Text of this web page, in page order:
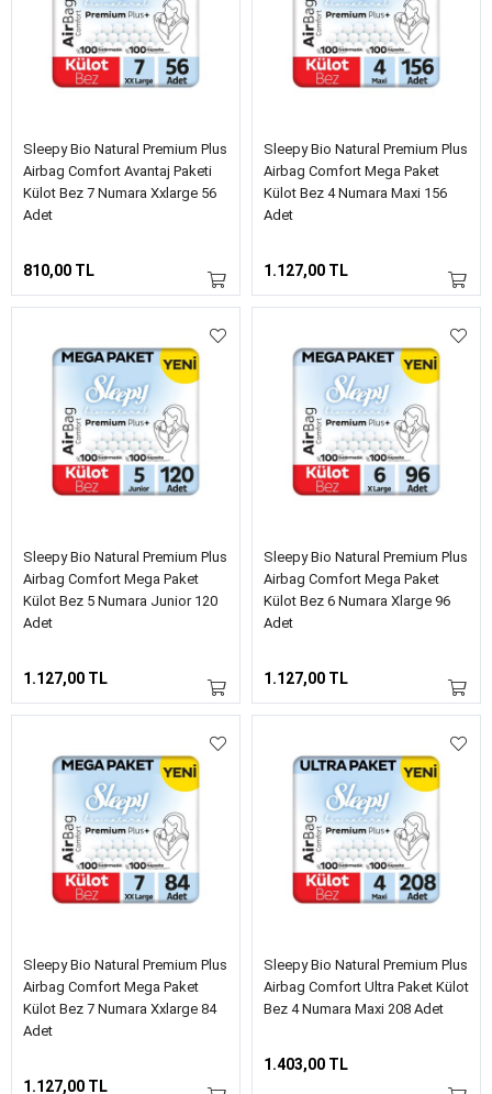
Sleepy Bio Natural Premium Plus
Airbag Comfort Avantaj Paketi
Külot Bez 7 Numara Xxlarge 56
Adet
810,00 TL
Sleepy Bio Natural Premium Plus
Airbag Comfort Mega Paket
Külot Bez 4 Numara Maxi 156
Adet
1.127,00 TL
Sleepy Bio Natural Premium Plus
Airbag Comfort Mega Paket
Külot Bez 5 Numara Junior 120
Adet
1.127,00 TL
Sleepy Bio Natural Premium Plus
Airbag Comfort Mega Paket
Külot Bez 6 Numara Xlarge 96
Adet
1.127,00 TL
Sleepy Bio Natural Premium Plus
Airbag Comfort Mega Paket
Külot Bez 7 Numara Xxlarge 84
Adet
1.127,00 TL
Sleepy Bio Natural Premium Plus
Airbag Comfort Ultra Paket Külot
Bez 4 Numara Maxi 208 Adet
1.403,00 TL